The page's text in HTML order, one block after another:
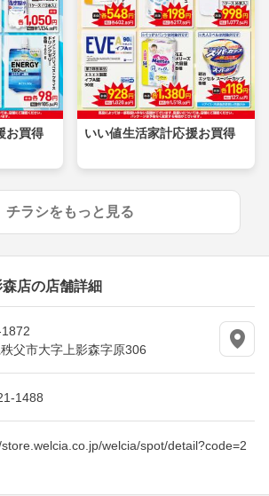
お買得 いい値生活家計応援お買得
チラシをもっと見る
店の店舗詳細
父市大字上影森字原306
1488
welcia/spot/detail?code=2